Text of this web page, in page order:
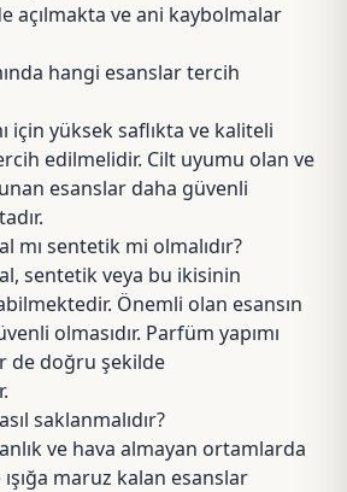
açılmakta ve ani kaybolmalar
hangi esanslar tercih
için yüksek saflıkta ve kaliteli
edilmelidir. Cilt uyumu olan ve
esanslar daha güvenli
mı sentetik mi olmalıdır?
sentetik veya bu ikisinin
Önemli olan esansın
olmasıdır. Parfüm yapımı
de doğru şekilde
saklanmalıdır?
ve hava almayan ortamlarda
ışığa maruz kalan esanslar